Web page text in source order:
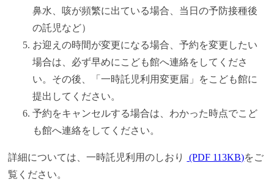
鼻水、咳が頻繁に出ている場合、当日の予防接種後
の託児など）
お迎えの時間が変更になる場合、予約を変更したい
場合は、必ず早めにこども館へ連絡をしてくださ
い。その後、「一時託児利用変更届」をこども館に
提出してください。
予約をキャンセルする場合は、わかった時点でこど
も館へ連絡をしてください。
詳細については、一時託児利用のしおり (PDF 113KB)をご
覧ください。